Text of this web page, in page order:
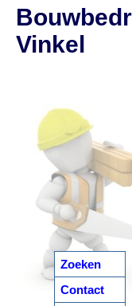
Zoeken
Contact
Vinkel